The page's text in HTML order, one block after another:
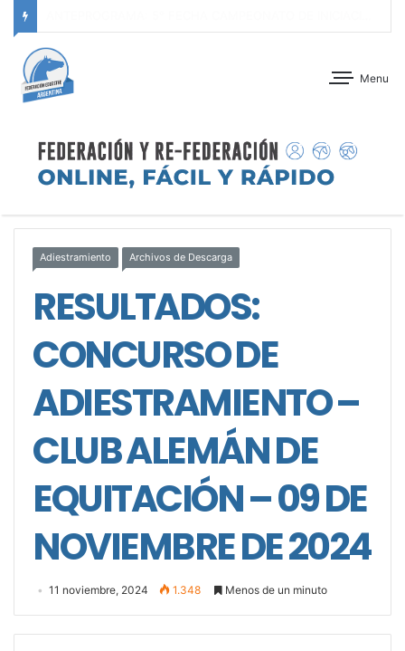
Menu
Adiestramiento Archivos de Descarga
RESULTADOS:
CONCURSO DE
ADIESTRAMIENTO –
CLUB ALEMÁN DE
EQUITACIÓN – 09 DE
NOVIEMBRE DE 2024
11 noviembre, 2024 1.348 Menos de un minuto